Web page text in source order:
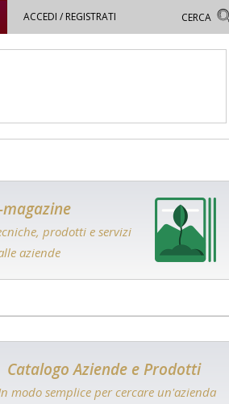
ACCEDI / REGISTRATI
magazine
prodotti e servizi
aziende
Catalogo Aziende e Prodotti
modo semplice per cercare un'azienda